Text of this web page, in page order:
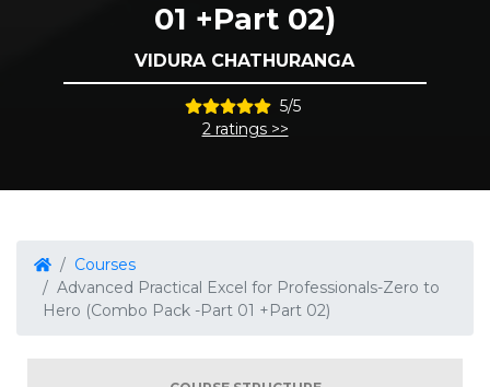
01 +Part 02)
VIDURA CHATHURANGA
5/5
2 ratings >>
Courses
Advanced Practical Excel for Professionals-Zero to
Hero (Combo Pack -Part 01 +Part 02)